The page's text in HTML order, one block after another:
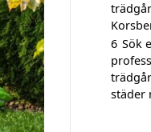
6 Sök
städer